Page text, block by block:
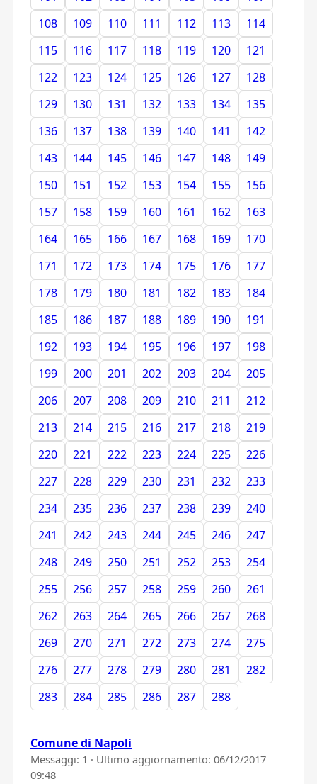
108
109 110 111 112 113
114
115
116 117 118 119 120
121
122
123 124 125 126 127
128
129
130 131 132 133 134
135
136
137 138 139 140 141
142
143
144 145 146 147 148
149
150
151 152 153 154 155
156
157
158 159 160 161 162
163
164
165 166 167 168 169
170
171
172 173 174 175 176
177
178
179 180 181 182 183
184
185
186 187 188 189 190
191
192
193 194 195 196 197
198
199
200 201 202 203 204
205
206
207 208 209 210 211
212
213
214 215 216 217 218
219
220
221 222 223 224 225
226
227
228 229 230 231 232
233
234
235 236 237 238 239
240
241
242 243 244 245 246
247
248
249 250 251 252 253
254
255
256 257 258 259 260
261
262
263 264 265 266 267
268
269
270 271 272 273 274
275
276
277 278 279 280 281
282
283
284 285 286 287 288
Comune di Napoli
Messaggi: 1 · Ultimo aggiornamento: 06/12/2017
09:48